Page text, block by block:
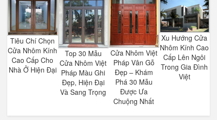
Tiêu Chí Chọn
Cửa Nhôm Kính
Cao Cấp Cho
Nhà Ở Hiện Đại
Top 30 Mẫu
Cửa Nhôm Việt
Pháp Màu Ghi
Đẹp, Hiện Đại
Và Sang Trọng
Cửa Nhôm Việt
Pháp Vân Gỗ
Đẹp – Khám
Phá 30 Mẫu
Được Ưa
Chuộng Nhất
Xu Hướng Cửa
Nhôm Kính Cao
Cấp Lên Ngôi
Trong Gia Đình
Việt